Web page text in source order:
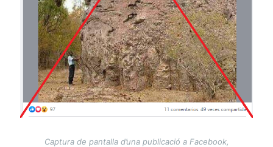
Captura de pantalla d’una publicació a Facebook,